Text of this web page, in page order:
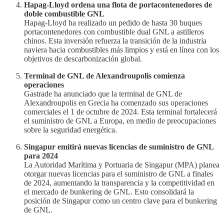
Hapag-Lloyd ordena una flota de portacontenedores de
doble combustible GNL
Hapag-Lloyd ha realizado un pedido de hasta 30 buques
portacontenedores con combustible dual GNL a astilleros
chinos. Esta inversión refuerza la transición de la industria
naviera hacia combustibles más limpios y está en línea con los
objetivos de descarbonización global.
Terminal de GNL de Alexandroupolis comienza
operaciones
Gastrade ha anunciado que la terminal de GNL de
Alexandroupolis en Grecia ha comenzado sus operaciones
comerciales el 1 de octubre de 2024. Esta terminal fortalecerá
el suministro de GNL a Europa, en medio de preocupaciones
sobre la seguridad energética.
Singapur emitirá nuevas licencias de suministro de GNL
para 2024
La Autoridad Marítima y Portuaria de Singapur (MPA) planea
otorgar nuevas licencias para el suministro de GNL a finales
de 2024, aumentando la transparencia y la competitividad en
el mercado de bunkering de GNL. Esto consolidará la
posición de Singapur como un centro clave para el bunkering
de GNL.